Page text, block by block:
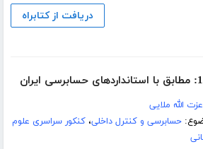
دریافت از کتابراه
عزت الله ملایی
حسابرسی و کنترل داخلی،کنکور سراسری علوم